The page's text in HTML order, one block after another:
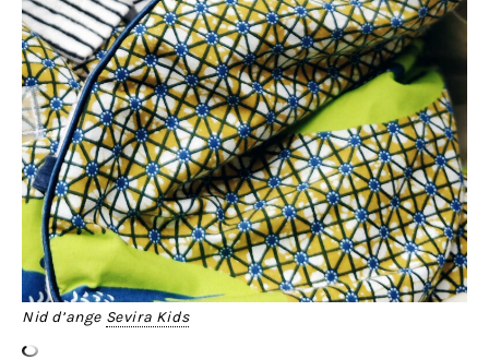
Nid d’ange Sevira Kids